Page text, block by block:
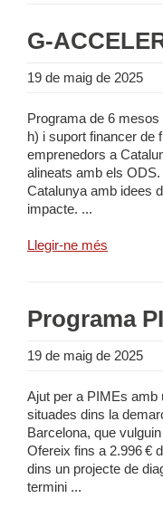
G-
19 de maig de 2025
Programa de 6
h) i suport financer de
emprenedors a
alineats amb els
Catalunya amb idees
impacte. ...
Llegir-ne més
Programa
19 de maig de 2025
Ajut per a PIMEs amb
situades dins la
Barcelona, que
Ofereix fins a 2.996 €
dins un projecte de
termini ...